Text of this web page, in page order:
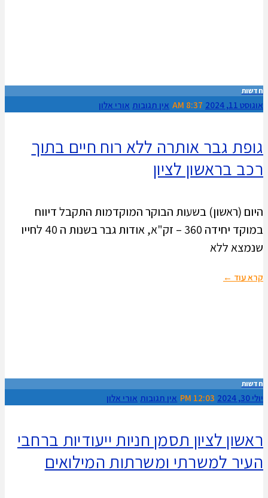
חדשות
אוגוסט 11, 2024 8:37 AM אין תגובות אורי אלון
גופת גבר אותרה ללא רוח חיים בתוך
רכב בראשון לציון
היום (ראשון) בשעות הבוקר המוקדמות התקבל דיווח
במוקד יחידה 360 – זק"א, אודות גבר בשנות ה 40 לחייו
שנמצא ללא
קרא עוד ←
חדשות
יולי 30, 2024 12:03 PM אין תגובות אורי אלון
ראשון לציון תסמן חניות ייעודיות ברחבי
העיר למשרתי ומשרתות המילואים